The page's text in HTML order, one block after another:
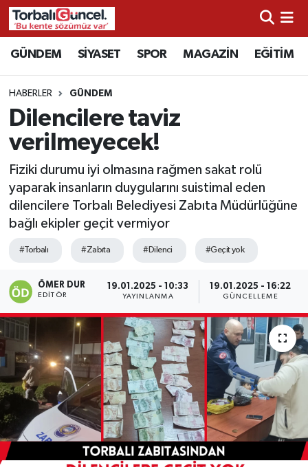
GÜNDEM SİYASET SPOR MAGAZİN EĞİTİM
HABERLER GÜNDEM
Dilencilere taviz
verilmeyecek!
Fiziki durumu iyi olmasına rağmen sakat rolü
yaparak insanların duygularını suistimal eden
dilencilere Torbalı Belediyesi Zabıta Müdürlüğüne
bağlı ekipler geçit vermiyor
#Torbalı #Zabıta #Dilenci #Geçit yok
ÖMER DUR
EDITÖR
19.01.2025 - 10:33
YAYINLANMA
19.01.2025 - 16:22
GÜNCELLEME
İzmir Nöbetçi Eczaneler
İzmir Hava Durumu
İzmir Namaz Vakitleri
İzmir Trafik Yoğunluk Haritası
Süper Lig Puan Durumu ve Fikstür
Tüm Manşetler
Haber Arşivi